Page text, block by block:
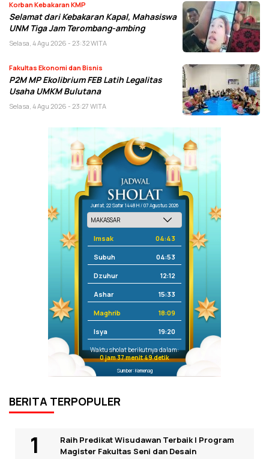
Korban Kebakaran KMP
Selamat dari Kebakaran Kapal, Mahasiswa
UNM Tiga Jam Terombang-ambing
Selasa, 4 Agu 2026 - 23:32 WITA
Fakultas Ekonomi dan Bisnis
P2M MP Ekolibrium FEB Latih Legalitas
Usaha UMKM Bulutana
Selasa, 4 Agu 2026 - 23:27 WITA
Jum'at, 22 Safar 1448 H / 07 Agustus 2026
Imsak 04:43
Subuh 04:53
Dzuhur 12:12
Ashar 15:33
Maghrib 18:09
Isya 19:20
Waktu sholat berikutnya dalam:
0 jam 37 menit 49 detik
Sumber: Kemenag
BERITA TERPOPULER
Raih Predikat Wisudawan Terbaik I Program
Magister Fakultas Seni dan Desain